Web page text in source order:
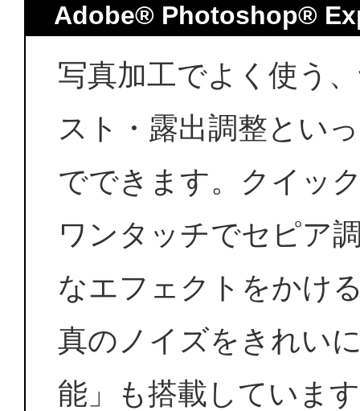
Adobe® Photoshop®
写真加工でよく使う
スト・露出調整とい
でできます。クイッ
ワンタッチでセピア
なエフェクトをかけ
真のノイズをきれい
能」も搭載していま